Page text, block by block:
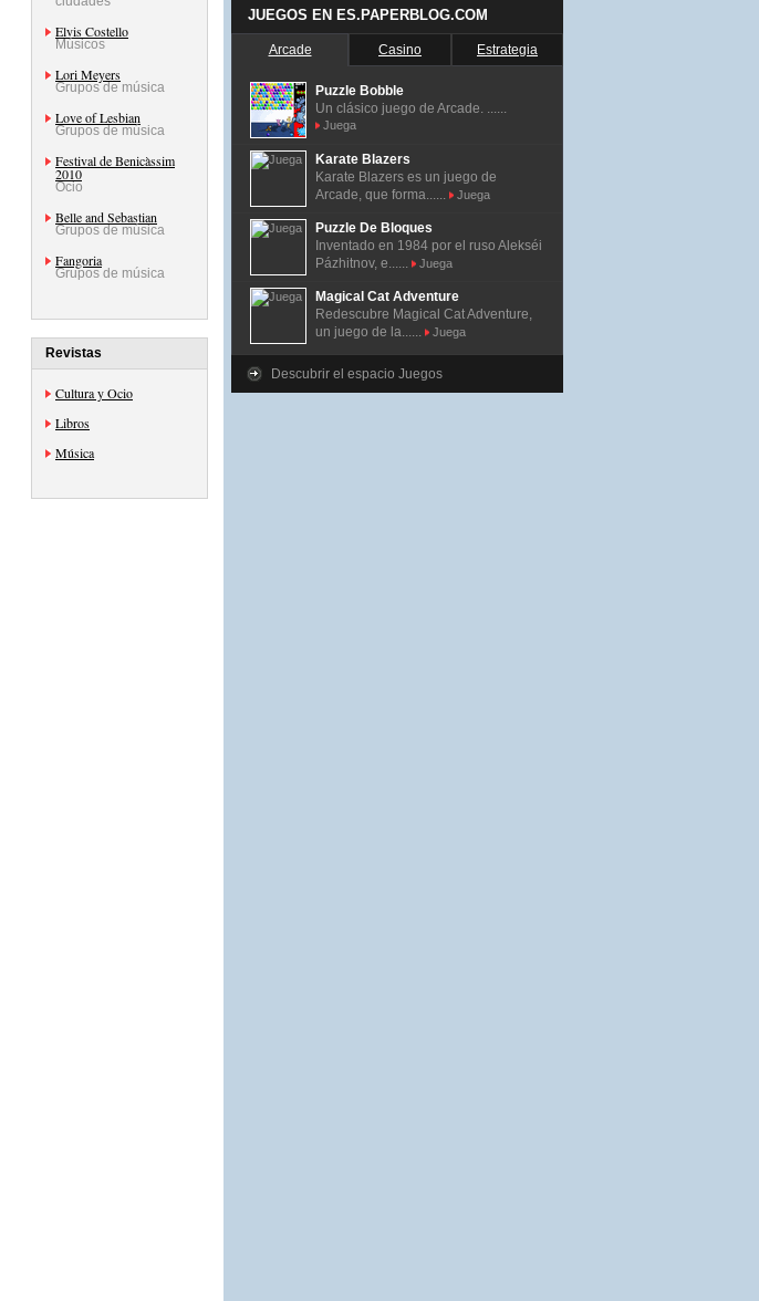
Elvis Costello
Músicos
Lori Meyers
Grupos de música
Love of Lesbian
Grupos de música
Festival de Benicàssim
2010
Ocio
Belle and Sebastian
Grupos de música
Fangoria
Grupos de música
Revistas
Cultura y Ocio
Libros
Música
JUEGOS EN ES.PAPERBLOG.COM
Arcade Casino Estrategia
Puzzle Bobble
Un clásico juego de Arcade. ......
Juega
Karate Blazers
Karate Blazers es un juego de
Arcade, que forma......
Juega
Puzzle De Bloques
Inventado en 1984 por el ruso Alekséi
Pázhitnov, e......
Juega
Magical Cat Adventure
Redescubre Magical Cat Adventure,
un juego de la......
Juega
Descubrir el espacio Juegos